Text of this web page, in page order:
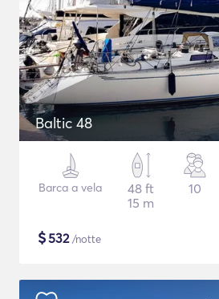
Baltic 48
Barca a vela
48 ft
15 m
10
$532/notte